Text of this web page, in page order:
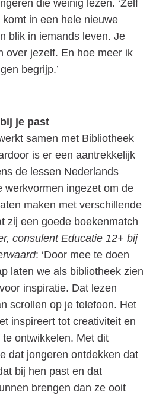
die weinig lezen. ‘Zelf
in een hele nieuwe
blik in iemands leven. Je
over jezelf. En hoe meer ik
begrijp.’
je past
samen met Bibliotheek
is er een aantrekkelijk
de lessen Nederlands
werkvormen ingezet om de
maken met verschillende
zij een goede boekenmatch
consulent Educatie 12+ bij
: ‘Door mee te doen
laten we als bibliotheek zien
inspiratie. Dat lezen
scrollen op je telefoon. Het
inspireert tot creativiteit en
ontwikkelen. Met dit
dat jongeren ontdekken dat
bij hen past en dat
brengen dan ze ooit